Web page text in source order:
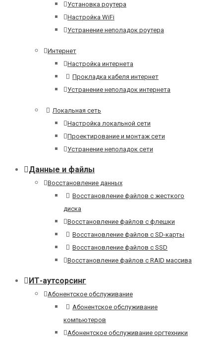
Установка роутера
Настройка WiFi
Устранение неполадок роутера
Интернет
Настройка интернета
Прокладка кабеля интернет
Устранение неполадок интернета
Локальная сеть
Настройка локальной сети
Проектирование и монтаж сети
Устранение неполадок сети
Данные и файлы
Восстановление данных
Восстановление файлов с жесткого
диска
Восстановление файлов с флешки
Восстановление файлов с SD-карты
Восстановление файлов с SSD
Восстановление файлов с RAID массива
ИТ-аутсорсинг
Абонентское обслуживание
Абонентское обслуживание
компьютеров
Абонентское обслуживание оргтехники